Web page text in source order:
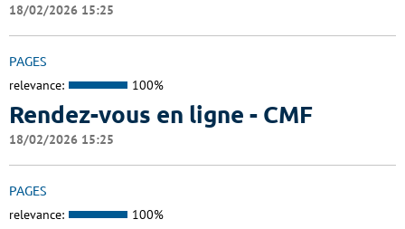
18/02/2026 15:25
PAGES
relevance: 100%
Rendez-vous en ligne - CMF
18/02/2026 15:25
PAGES
relevance: 100%